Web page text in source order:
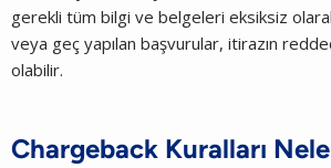
gerekli tüm bilgi ve belgeleri eksiksiz
veya geç yapılan başvurular, itirazın
olabilir.
Chargeback Kuralları